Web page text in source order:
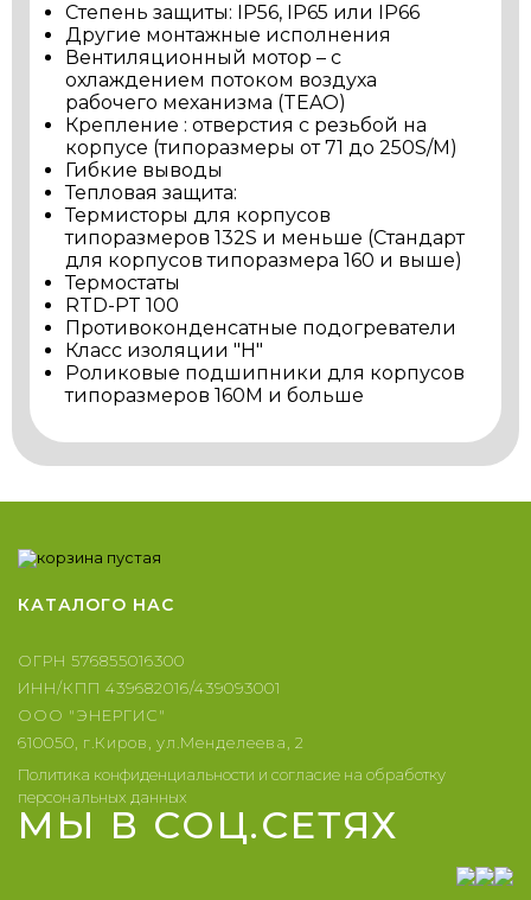
Степень защиты: IP56, IP65 или IP66
Другие монтажные исполнения
Вентиляционный мотор – с
охлаждением потоком воздуха
рабочего механизма (TEAO)
Крепление : отверстия с резьбой на
корпусе (типоразмеры от 71 до 250S/М)
Гибкие выводы
Тепловая защита:
Термисторы для корпусов
типоразмеров 132S и меньше (Стандарт
для корпусов типоразмера 160 и выше)
Термостаты
RTD-PT 100
Противоконденсатные подогреватели
Класс изоляции "Н"
Роликовые подшипники для корпусов
типоразмеров 160M и больше
КАТАЛОГО НАС
ОГРН 576855016300
ИНН/КПП 439682016/439093001
ООО "ЭНЕРГИС"
610050, г.Киров, ул.Менделеева, 2
Политика конфиденциальности и согласие на обработку
персональных данных
МЫ В СОЦ.СЕТЯХ